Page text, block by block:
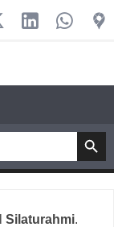
Silaturahmi.